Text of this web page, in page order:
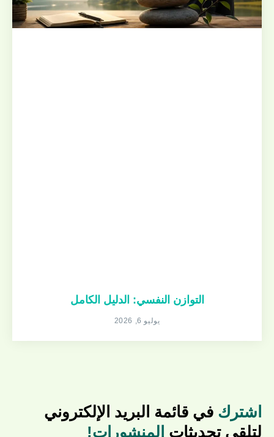
التوازن النفسي: الدليل الكامل
يوليو 6, 2026
اشترك في قائمة البريد الإلكتروني
لتلقي تحديثات المنشورات!